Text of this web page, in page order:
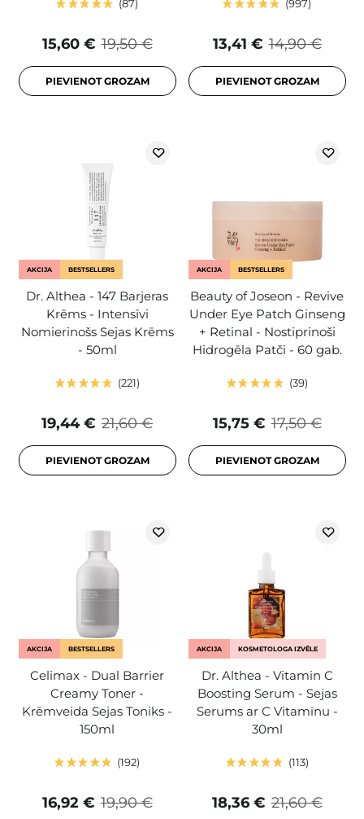
87
19,50 €
15,60 €
PIEVIENOT GROZAM
997
14,90 €
13,41 €
PIEVIENOT GROZAM
AKCIJA BESTSELLERS
Dr. Althea - 147 Barjeras
Krēms - Intensīvi
Nomierinošs Sejas Krēms
- 50ml
221
21,60 €
19,44 €
PIEVIENOT GROZAM
AKCIJA BESTSELLERS
Beauty of Joseon - Revive
Under Eye Patch Ginseng
+ Retinal - Nostiprinoši
Hidrogēla Patči - 60 gab.
39
17,50 €
15,75 €
PIEVIENOT GROZAM
AKCIJA BESTSELLERS
Celimax - Dual Barrier
Creamy Toner -
Krēmveida Sejas Toniks -
150ml
192
19,90 €
16,92 €
AKCIJA KOSMETOLOGA IZVĒLE
Dr. Althea - Vitamin C
Boosting Serum - Sejas
Serums ar C Vitamīnu -
30ml
113
21,60 €
18,36 €